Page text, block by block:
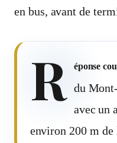
en bus, avant de
R éponse
du
avec un
environ 200 m de